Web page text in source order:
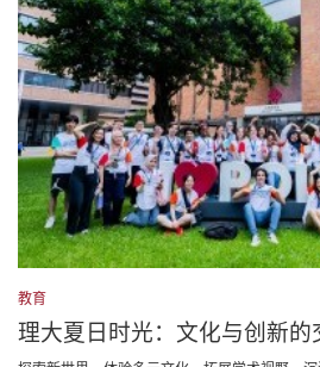
教育
理大夏日时光：文化与创新的